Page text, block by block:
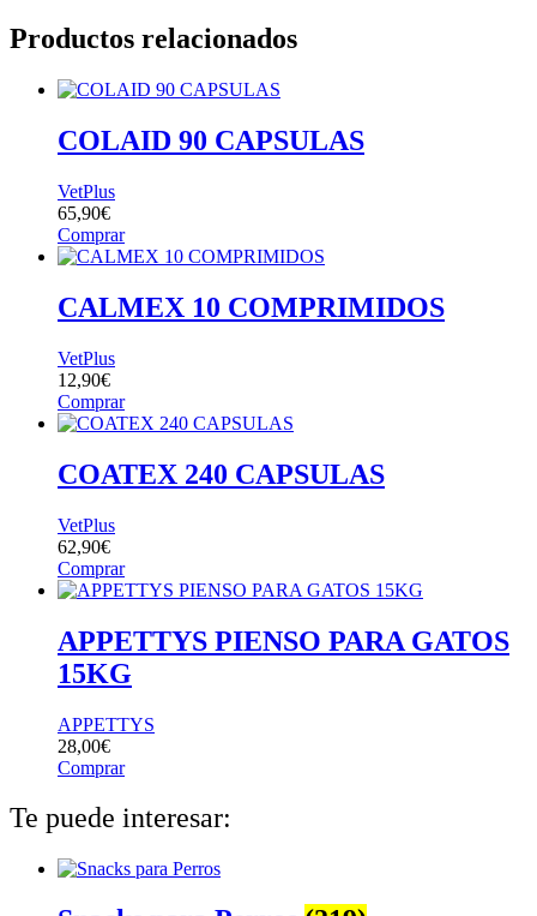
Productos relacionados
COLAID 90 CAPSULAS
VetPlus
65,90€
Comprar
CALMEX 10 COMPRIMIDOS
VetPlus
12,90€
Comprar
COATEX 240 CAPSULAS
VetPlus
62,90€
Comprar
APPETTYS PIENSO PARA GATOS
15KG
APPETTYS
28,00€
Comprar
Te puede interesar: